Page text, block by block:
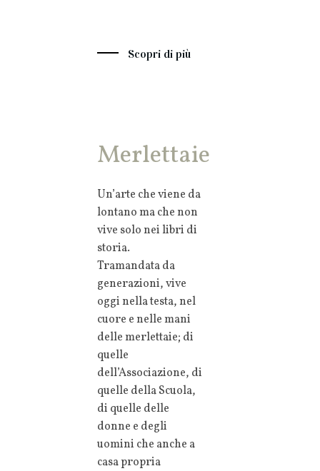
Scopri di più
Merlettaie
Un’arte che viene da
lontano ma che non
vive solo nei libri di
storia.
Tramandata da
generazioni, vive
oggi nella testa, nel
cuore e nelle mani
delle merlettaie; di
quelle
dell’Associazione, di
quelle della Scuola,
di quelle delle
donne e degli
uomini che anche a
casa propria